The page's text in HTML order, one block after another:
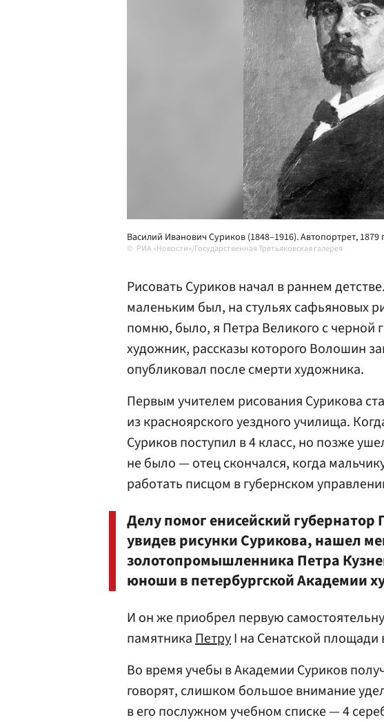
Василий Иванович Суриков (1848–1916). Автопортрет, 1879
РИА «Новости»/Государственная Третьяковская галерея
Рисовать Суриков начал в раннем
маленьким был, на стульях сафьяновых
помню, было, я Петра Великого с черной
художник, рассказы которого Волошин
опубликовал после смерти художника.
Первым учителем рисования Сурикова
из красноярского уездного училища.
Суриков поступил в 4 класс, но позже
не было — отец скончался, когда
работать писцом в губернском
Делу помог енисейский
увидев рисунки Сурикова, нашел
золотопромышленника Петра
юноши в петербургской Академии
И он же приобрел первую
памятникаПетруI на Сенатской площади
Во время учебы в Академии Суриков
говорят, слишком большое внимание
в его послужном учебном списке — 4